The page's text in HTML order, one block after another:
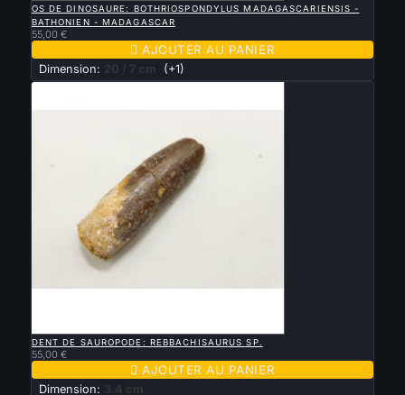
OS DE DINOSAURE: BOTHRIOSPONDYLUS MADAGASCARIENSIS -
BATHONIEN - MADAGASCAR
55,00 €
 AJOUTER AU PANIER
Dimension: 20 / 7 cm (+1)
DENT DE SAUROPODE: REBBACHISAURUS SP.
55,00 €
 AJOUTER AU PANIER
Dimension: 3.4 cm